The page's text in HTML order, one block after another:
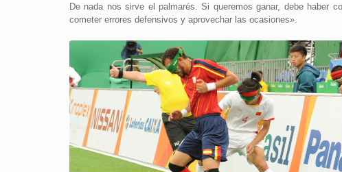
De nada nos sirve el palmarés. Si queremos ganar, debe haber
cometer errores defensivos y aprovechar las ocasiones».